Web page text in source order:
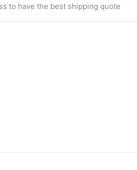
to have the best shipping quote